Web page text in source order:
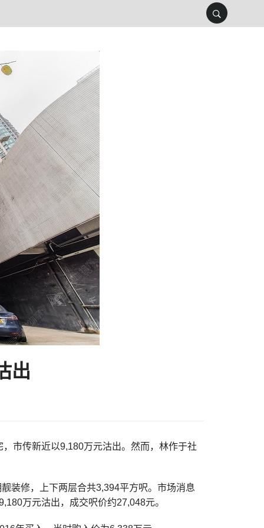
出
市传新近以9,180万元沽出。然而，林作于社
装修，上下两层合共3,394平方呎。市场消息
万元沽出，成交呎价约27,048元。